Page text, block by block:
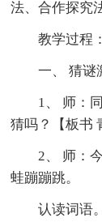
法、合作探究
教学过程：
一、 猜谜
1、 师：
猜吗？【板书
2、 师：
蛙蹦蹦跳。
认读词语